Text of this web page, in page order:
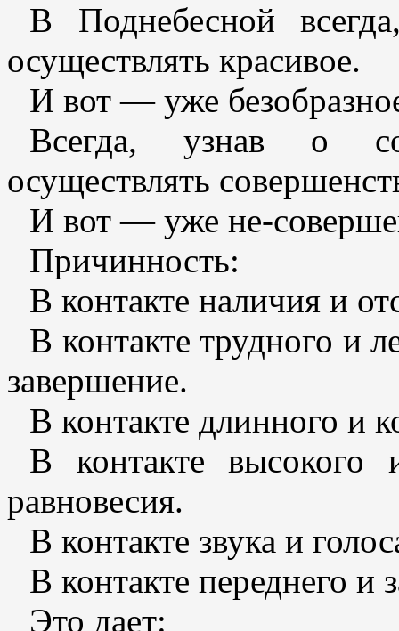
В Поднебесной
осуществлять красивое.
И вот — уже
Всегда, узнав о
осуществлять
И вот — уже не-
Причинность:
В контакте наличия и
В контакте трудного и
завершение.
В контакте длинного и
В контакте высокого
равновесия.
В контакте звука и
В контакте переднего и
Это дает: